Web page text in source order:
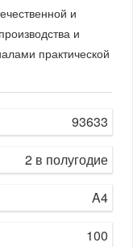
и
и
практической
93633
2 в полугодие
A4
100